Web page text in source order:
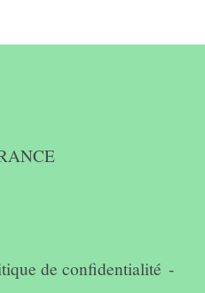
de confidentialité -